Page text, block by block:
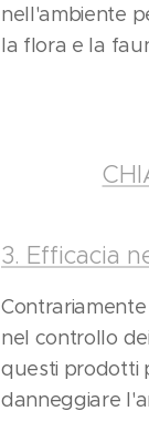
nell'ambiente
la flora e la
3. Efficacia
nel controllo
questi prodotti
danneggiare